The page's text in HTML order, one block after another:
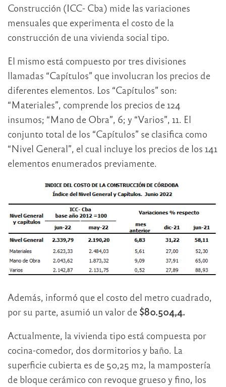
Construcción (ICC- Cba) mide las variaciones
mensuales que experimenta el costo de la
construcción de una vivienda social tipo.
El mismo está compuesto por tres divisiones
llamadas “Capítulos” que involucran los precios de
diferentes elementos. Los “Capítulos” son:
“Materiales”, comprende los precios de 124
insumos; “Mano de Obra”, 6; y “Varios”, 11. El
conjunto total de los “Capítulos” se clasifica como
“Nivel General”, el cual incluye los precios de los 141
elementos enumerados previamente.
Además, informó que el costo del metro cuadrado,
por su parte, asumió un valor de $80.504,4.
Actualmente, la vivienda tipo está compuesta por
cocina-comedor, dos dormitorios y baño. La
superficie cubierta es de 50,25 m2, la mampostería
de bloque cerámico con revoque grueso y fino, los